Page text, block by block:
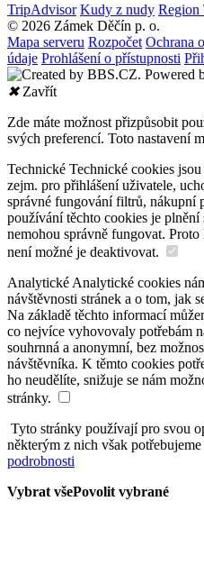
TripAdvisor Kudy z nudy Region
© 2026 Zámek Děčín p. o.
Mapa serveru Rozpočet Ochrana
údaje Prohlášení o přístupnosti
✖Zavřít
Zde máte možnost přizpůsobit
svých preferencí. Toto nastavení
Technické Technické cookies
zejm. pro přihlášení uživatele,
správné fungování filtrů, nákupní
používání těchto cookies je
nemohou správně fungovat.
není možné je deaktivovat.
Analytické Analytické cookies
návštěvnosti stránek a o tom, jak
Na základě těchto informací
co nejvíce vyhovovaly potřebám
souhrnná a anonymní, bez
návštěvníka. K těmto cookies
ho neudělíte, snižuje se nám
stránky.
Tyto stránky používají pro svou
některým z nich však
podrobnosti
Vybrat všePovolit vybrané